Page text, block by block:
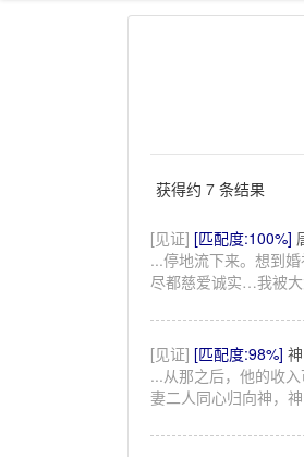
获得约 7 条结果
[见证] [匹配度:100%]
...停地流下来。想到
尽都慈爱诚实…我被
[见证] [匹配度:98%]
...从那之后，他的收
妻二人同心归向神，